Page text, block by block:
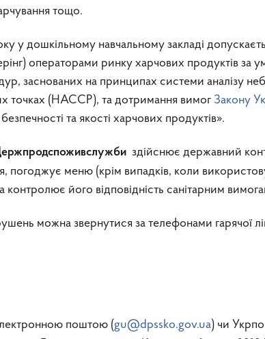
тощо.
у дошкільному навчальному закладі
операторами ринку харчових продуктів за
заснованих на принципах системи аналізу
точках (НАССР), та дотримання вимог Закону
та якості харчових продуктів».
здійснює державний
погоджує меню (крім випадків, коли
його відповідність санітарним
можна звернутися за телефонами гарячої
поштою (gu@dpssko.gov.ua) чи